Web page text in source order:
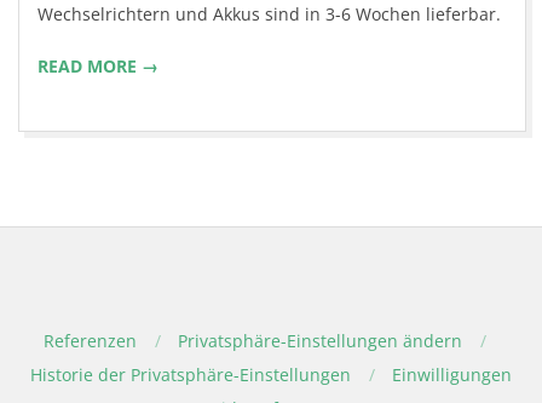
Wechselrichtern und Akkus sind in 3-6 Wochen lieferbar.
READ MORE →
Referenzen
Privatsphäre-Einstellungen ändern
Historie der Privatsphäre-Einstellungen
Einwilligungen